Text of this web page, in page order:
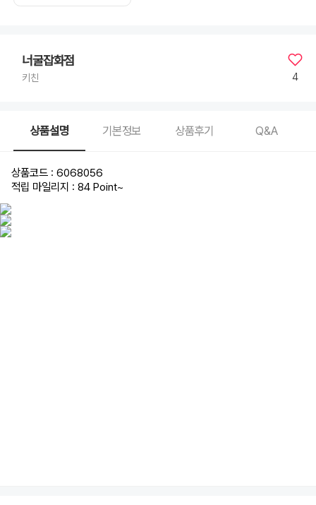
너굴잡화점
키친 4
상품설명 기본정보 상품후기 Q&A
상품코드 : 6068056
적립 마일리지 : 84 Point~